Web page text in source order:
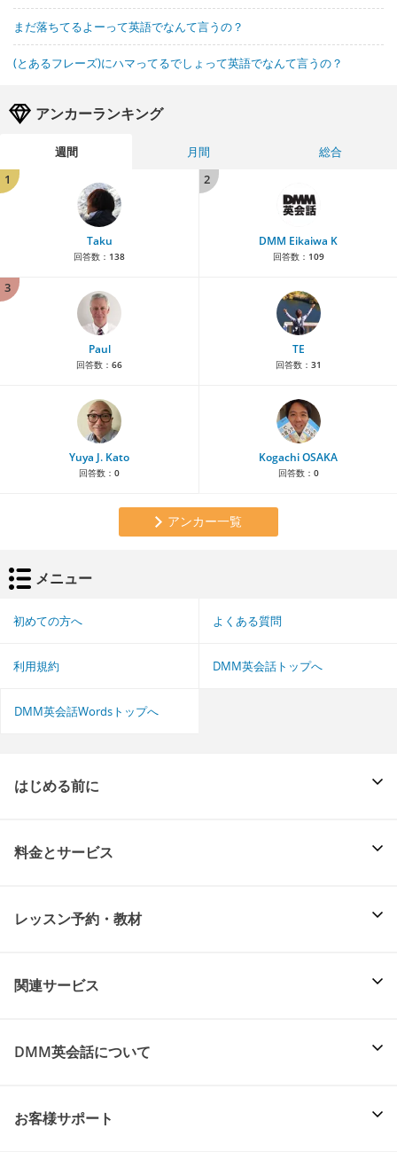
まだ落ちてるよーって英語でなんて言うの？
(とあるフレーズ)にハマってるでしょって英語でなんて言うの？
アンカーランキング
週間 月間
総合
1
Taku
回答数： 138
2
DMM Eikaiwa K
回答数： 109
3
Paul
回答数： 66
TE
回答数： 31
Yuya J. Kato
回答数： 0
Kogachi OSAKA
回答数： 0
アンカー一覧
メニュー
初めての方へ よくある質問
利用規約 DMM英会話トップへ
DMM英会話Wordsトップへ
はじめる前に
料金とサービス
レッスン予約・教材
関連サービス
DMM英会話について
お客様サポート